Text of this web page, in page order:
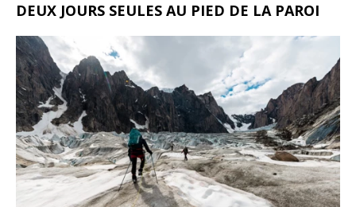
DEUX JOURS SEULES AU PIED DE LA PAROI